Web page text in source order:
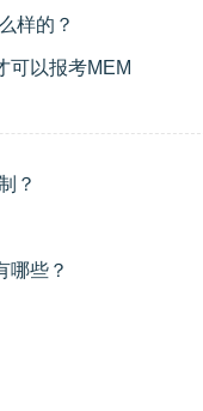
样的？
可以报考MEM
？
哪些？